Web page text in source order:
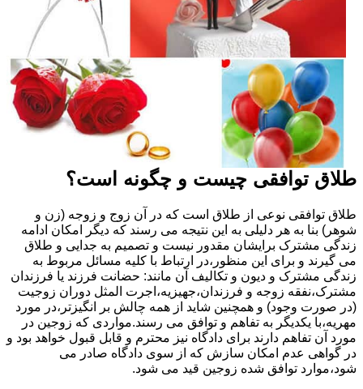
طلاق توافقی چیست و چگونه است؟
طلاق توافقی نوعی از طلاق است که در آن زوج و زوجه (زن و
شوهر) بنا به هر دلیلی به این نتیجه می رسند که دیگر امکان ادامه
زندگی مشترک برایشان مقدور نیست و تصمیم به جدایی و طلاق
می گیرند و برای این منظور،در ارتباط با کلیه مسائل مربوط به
زندگی مشترک و دیون و تکالیف آن مانند: حضانت فرزند یا فرزندان
مشترک،نفقه زوجه و فرزندان،جهیزیه،اجرت المثل دوران زوجیت
(در صورت وجود) و همچنین شاید از همه چالش بر انگیزتر،در مورد
مهریه،با یکدیگر به تفاهم و توافق می رسند.مواردی که زوجین در
مورد آن تفاهم دارند برای دادگاه نیز محترم و قابل قبول خواهد بود و
در گواهی عدم امکان سازش که از سوی دادگاه صادر می
شود،موارد توافق شده زوجین قید می شود.